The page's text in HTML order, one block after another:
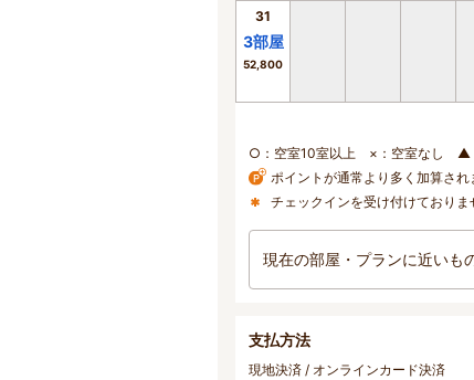
31
3部屋
52,800
○：空室10室以上 ×：空室なし ▲
ポイントが通常より多く加算され
チェックインを受け付けておりま
現在の部屋・プランに近いも
支払方法
現地決済 / オンラインカード決済